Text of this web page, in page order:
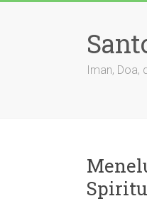
Iman, Doa,